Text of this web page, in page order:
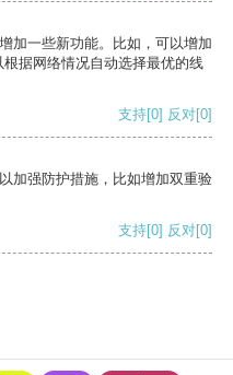
加一些新功能。比如，可以增加
据网络情况自动选择最优的线
支持[0] 反对[0]
加强防护措施，比如增加双重验
支持[0] 反对[0]